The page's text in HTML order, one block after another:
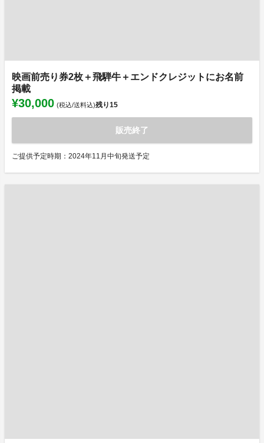
映画前売り券2枚＋飛騨牛＋エンドクレジットにお名前
掲載
¥30,000 (税込/送料込)残り15
販売終了
ご提供予定時期：2024年11月中旬発送予定